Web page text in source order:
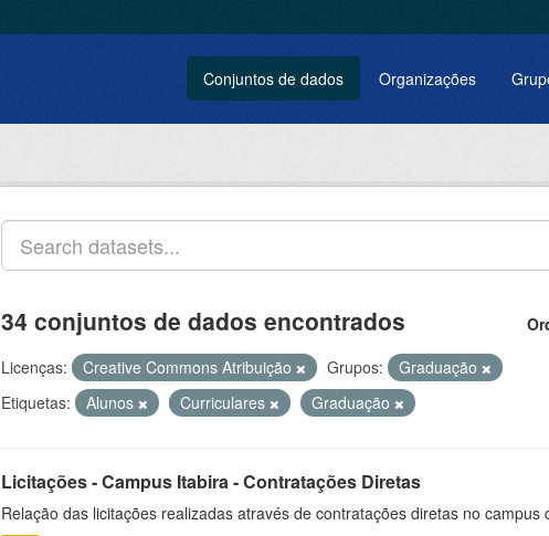
Conjuntos de dados Organizações
34 conjuntos de dados encontrados
Licenças: Creative Commons Atribuição Grupos:
Graduação
Etiquetas:
Alunos Curriculares Graduação
Licitações - Campus Itabira - Contratações Diretas
Relação das licitações realizadas através de contratações diretas no campus